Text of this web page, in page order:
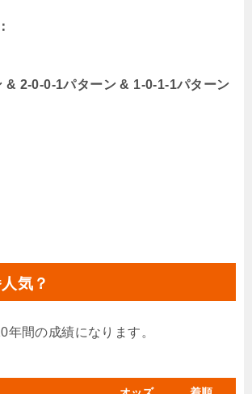
& 2-0-0-1パターン & 1-0-1-1パターン
気？
年間の成績になります。